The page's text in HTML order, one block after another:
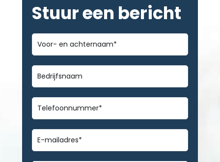
Stuur een bericht
Voor-
en
achternaam*
Bedrijfsnaam
Telefoonnummer*
E-
mailadres*